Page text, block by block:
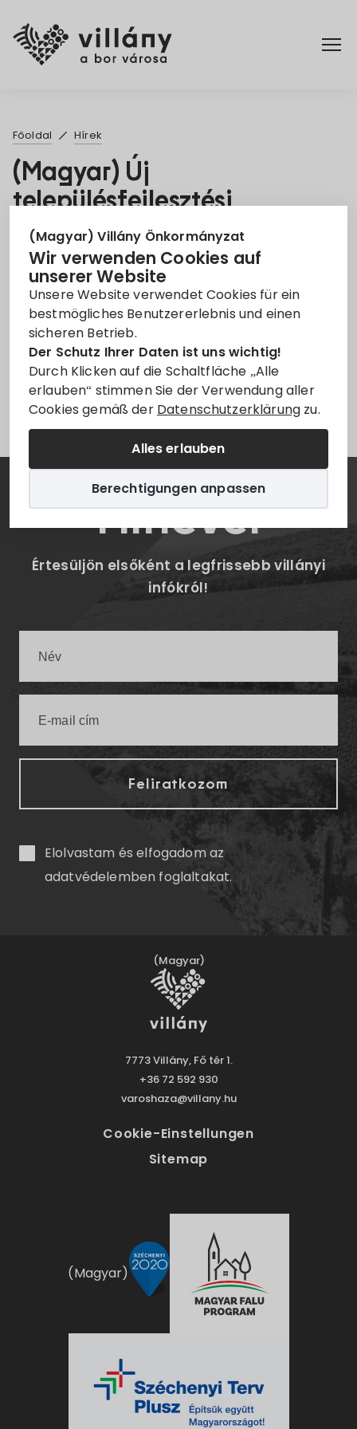
(Magyar) Villány Önkormányzat
Wir verwenden Cookies auf
unserer Website
Unsere Website verwendet Cookies für ein
bestmögliches Benutzererlebnis und einen
sicheren Betrieb.
Der Schutz Ihrer Daten ist uns wichtig!
Durch Klicken auf die Schaltfläche „Alle
erlauben“ stimmen Sie der Verwendung aller
Cookies gemäß der Datenschutzerklärung zu.
Alles erlauben
Berechtigungen anpassen
Rendelettár
Turizmus
Főoldal Hírek
(Magyar) Új
településfejlesztési
koncepció és integrált
településfejlesztési
stratégia megalkotása
26. März 2021
Koncepció Stratégia Településfejlesztés
Leider ist der Eintrag nur aufMagyarverfügbar.
Hírlevél
Értesüljön elsőként a legfrissebb villányi
infókról!
Elolvastam és elfogadom az
adatvédelemben foglaltakat.
(Magyar)
7773 Villány, Fő tér 1.
+36 72 592 930
varoshaza@villany.hu
Cookie-Einstellungen
Sitemap
(Magyar)